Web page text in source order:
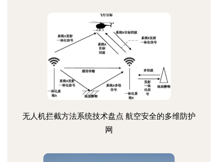
无人机拦截方法系统技术盘点 航空安全的多维防护
网